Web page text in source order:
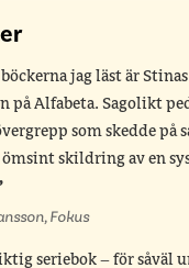
böckerna jag läst är
på Alfabeta. Sagolikt
som skedde på
ömsint skildring av en
Fokus
seriebok – för såväl